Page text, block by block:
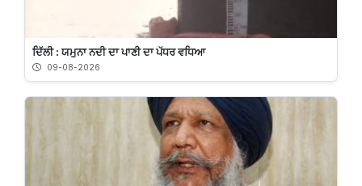
ਦਿੱਲੀ : ਯਮੁਨਾ ਨਦੀ ਦਾ ਪਾਣੀ ਦਾ ਪੱਧਰ ਵਧਿਆ
09-08-2026